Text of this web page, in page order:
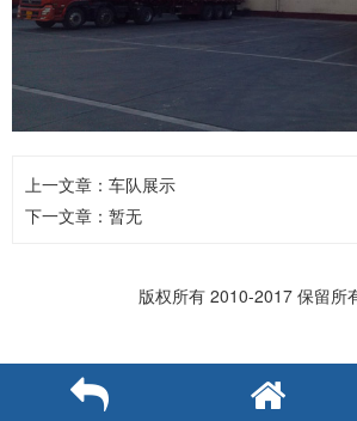
上一文章： 车队展示
下一文章：暂无
版权所有 2010-2017 保留所